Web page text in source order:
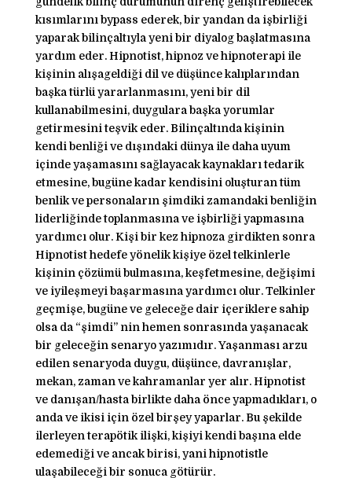
kısımlarını bypass ederek, bir yandan da işbirliği
yaparak bilinçaltıyla yeni bir diyalog başlatmasına
yardım eder. Hipnotist, hipnoz ve hipnoterapi ile
kişinin alışageldiği dil ve düşünce kalıplarından
başka türlü yararlanmasını, yeni bir dil
kullanabilmesini, duygulara başka yorumlar
getirmesini teşvik eder. Bilinçaltında kişinin
kendi benliği ve dışındaki dünya ile daha uyum
içinde yaşamasını sağlayacak kaynakları tedarik
etmesine, bugüne kadar kendisini oluşturan tüm
benlik ve personaların şimdiki zamandaki benliğin
liderliğinde toplanmasına ve işbirliği yapmasına
yardımcı olur. Kişi bir kez hipnoza girdikten sonra
Hipnotist hedefe yönelik kişiye özel telkinlerle
kişinin çözümü bulmasına, keşfetmesine, değişimi
ve iyileşmeyi başarmasına yardımcı olur. Telkinler
geçmişe, bugüne ve geleceğe dair içeriklere sahip
olsa da “şimdi” nin hemen sonrasında yaşanacak
bir geleceğin senaryo yazımıdır. Yaşanması arzu
edilen senaryoda duygu, düşünce, davranışlar,
mekan, zaman ve kahramanlar yer alır. Hipnotist
ve danışan/hasta birlikte daha önce yapmadıkları, o
anda ve ikisi için özel birşey yaparlar. Bu şekilde
ilerleyen terapötik ilişki, kişiyi kendi başına elde
edemediği ve ancak birisi, yani hipnotistle
ulaşabileceği bir sonuca götürür.